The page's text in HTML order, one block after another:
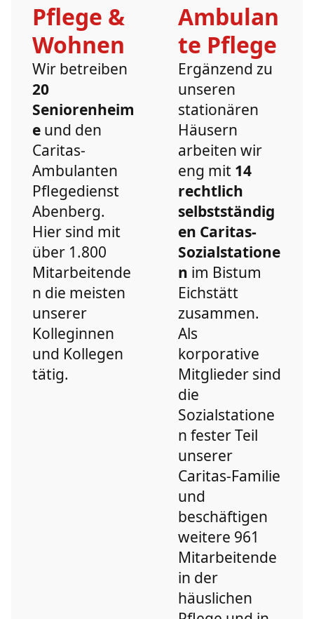
Pflege &
Wohnen
Wir betreiben
20
Seniorenheim
e und den
Caritas-
Ambulanten
Pflegedienst
Abenberg.
Hier sind mit
über 1.800
Mitarbeitende
n die meisten
unserer
Kolleginnen
und Kollegen
tätig.
Ambulan
te Pflege
Ergänzend zu
unseren
stationären
Häusern
arbeiten wir
eng mit 14
rechtlich
selbstständig
en Caritas-
Sozialstatione
n im Bistum
Eichstätt
zusammen.
Als
korporative
Mitglieder sind
die
Sozialstatione
n fester Teil
unserer
Caritas-Familie
und
beschäftigen
weitere 961
Mitarbeitende
in der
häuslichen